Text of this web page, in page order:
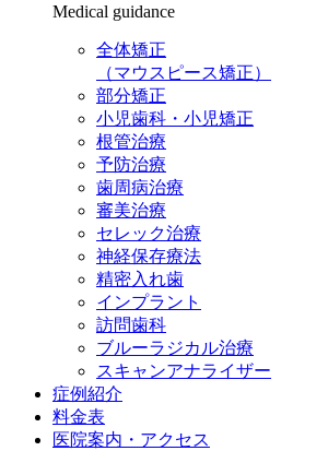
Medical guidance
全体矯正
（マウスピース矯正）
部分矯正
小児歯科・小児矯正
根管治療
予防治療
歯周病治療
審美治療
セレック治療
神経保存療法
精密入れ歯
インプラント
訪問歯科
ブルーラジカル治療
スキャンアナライザー
症例紹介
料金表
医院案内・アクセス